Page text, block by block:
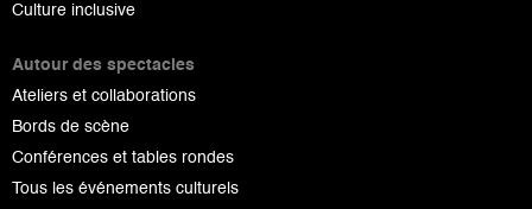
Culture inclusive
Autour des spectacles
Ateliers et collaborations
Bords de scène
Conférences et tables rondes
Tous les événements culturels